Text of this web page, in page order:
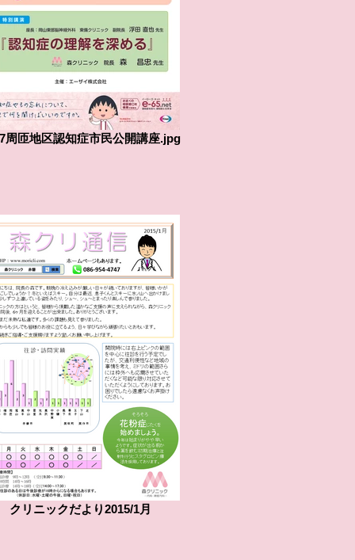
周匝地区認知症市民公開講座.jpg
クリニックだより2015/1月